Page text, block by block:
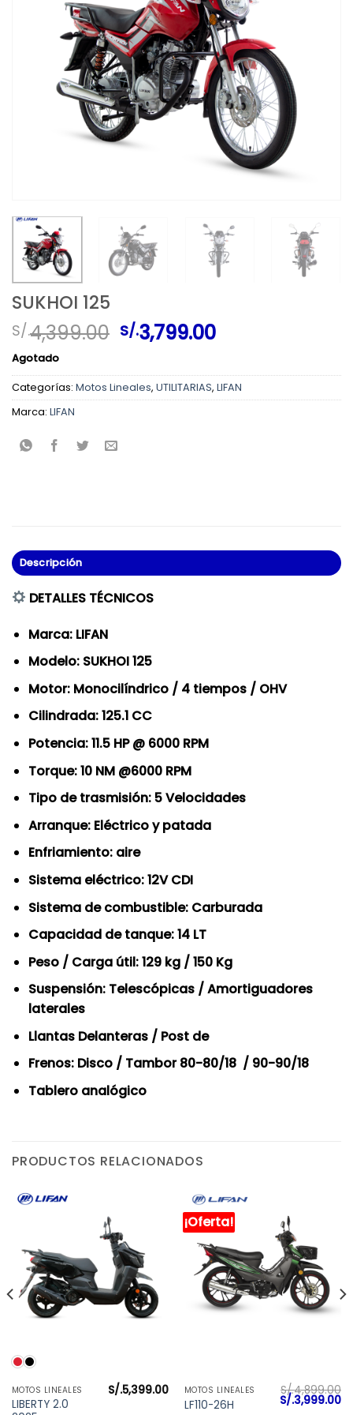
SUKHOI 125
S/.4,399.00 El
precio
original
era:
S/.4,399.00.
S/.3,799.00El
actual
es:
S/.3,799.00.
Agotado
Categorías: Motos Lineales, UTILITARIAS, LIFAN
Marca: LIFAN
Descripción
DETALLES TÉCNICOS
Marca: LIFAN
Modelo: SUKHOI 125
Motor: Monocilíndrico / 4 tiempos / OHV
Cilindrada: 125.1 CC
Potencia: 11.5 HP @ 6000 RPM
Torque: 10 NM @6000 RPM
Tipo de trasmisión: 5 Velocidades
Arranque: Eléctrico y patada
Enfriamiento: aire
Sistema eléctrico: 12V CDI
Sistema de combustible: Carburada
Capacidad de tanque: 14 LT
Peso / Carga útil: 129 kg / 150 Kg
Suspensión: Telescópicas / Amortiguadores
laterales
Llantas Delanteras / Post de
Frenos: Disco / Tambor 80-80/18 / 90-90/18
Tablero analógico
PRODUCTOS RELACIONADOS
MOTOS LINEALES
LIBERTY 2.0
S/.5,399.00
¡Oferta!
MOTOS LINEALES
LF110-26H
S/.4,899.00
El
precio
S/.3,999.00El